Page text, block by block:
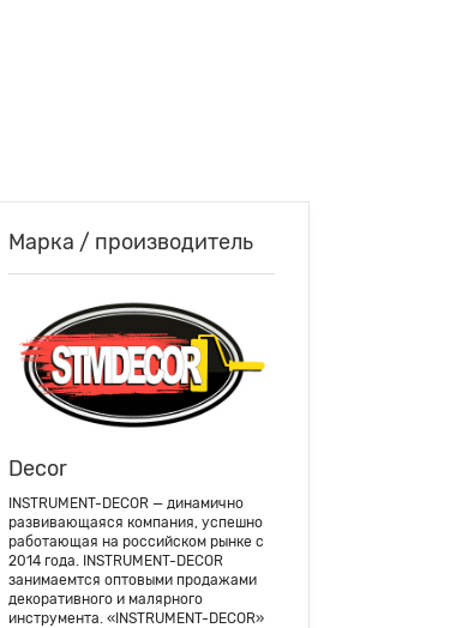
Марка / производитель
Decor
INSTRUMENT-DECOR — динамично
развивающаяся компания, успешно
работающая на российском рынке с
2014 года. INSTRUMENT-DECOR
занимаемтся оптовыми продажами
декоративного и малярного
инструмента. «INSTRUMENT-DECOR»